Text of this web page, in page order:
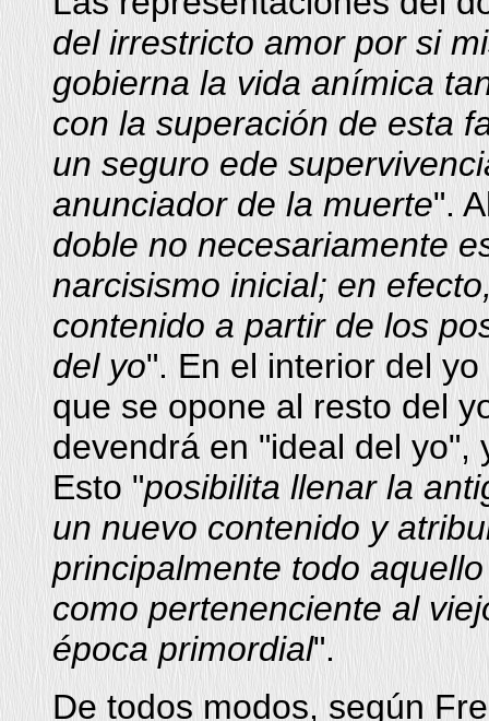
del irrestricto amor por si
gobierna la vida anímica
con la superación de esta
un seguro ede
anunciador de la muerte".
doble no necesariamente
narcisismo inicial; en
contenido a partir de los
del yo". En el interior del
que se opone al resto del
devendrá en "ideal del yo",
Esto "posibilita llenar la
un nuevo contenido y
principalmente todo
como pertenenciente al
época primordial".
De todos modos, según